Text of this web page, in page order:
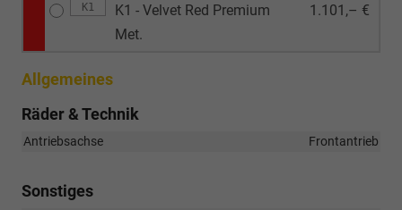
K1
K1 - Velvet Red Premium
Met.
1.101,– €
Allgemeines
Räder & Technik
Antriebsachse Frontantrieb
Sonstiges